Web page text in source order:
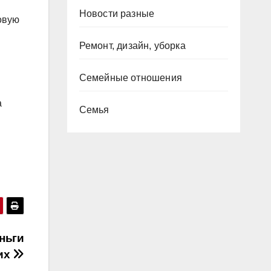
Новости разные
Ремонт, дизайн, уборка
Семейные отношения
Семья